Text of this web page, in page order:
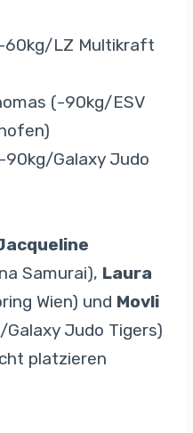
60kg/LZ Multikraft
(-90kg/ESV
90kg/Galaxy Judo
Samurai), Laura
Wien) und Movli
Galaxy Judo Tigers)
platzieren